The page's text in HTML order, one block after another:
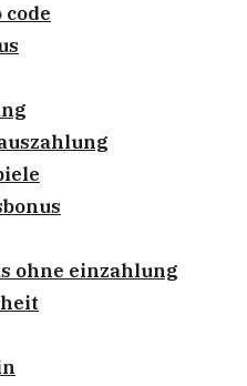
ohne einzahlung